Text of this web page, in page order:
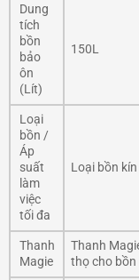
Dung
tích
bồn
bảo
ôn
(Lít)
150L
Loại
bồn /
Áp
suất
làm
việc
tối đa
Loại bồn
Thanh
Magie
Thanh
thọ cho bồn